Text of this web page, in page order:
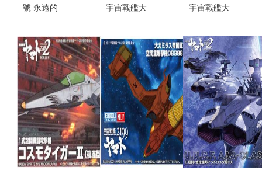
號 永遠的
宇宙戰艦 亞
利桑那 組裝
模型(不挑盒
況)(售完缺
貨...
售價:0
宇宙戰艦大
戰章敘勛儀
式紀念塗裝
組裝模型 (不
挑盒況)(售完
缺貨...
售價:0
宇宙戰艦大
驗艦 銀河號
(不挑盒況)
(售完缺貨...
售價:0